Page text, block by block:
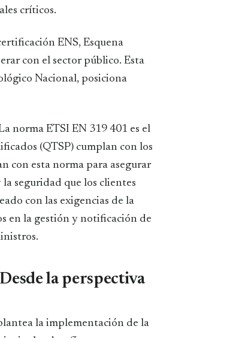
críticos.
ENS, Esquena
con el sector público. Esta
Nacional, posiciona
norma ETSI EN 319 401 es el
(QTSP) cumplan con los
con esta norma para asegurar
seguridad que los clientes
con las exigencias de la
en la gestión y notificación de
la perspectiva
la implementación de la